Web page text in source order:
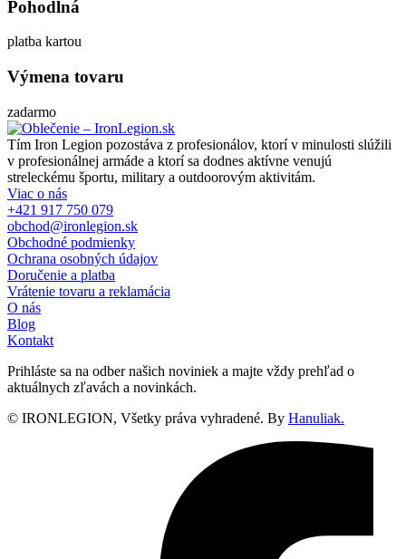
Pohodlná
platba kartou
Výmena tovaru
zadarmo
Tím Iron Legion pozostáva z profesionálov, ktorí v minulosti slúžili
v profesionálnej armáde a ktorí sa dodnes aktívne venujú
streleckému športu, military a outdoorovým aktivitám.
Viac o nás
+421 917 750 079
obchod@ironlegion.sk
Obchodné podmienky
Ochrana osobných údajov
Doručenie a platba
Vrátenie tovaru a reklamácia
O nás
Blog
Kontakt
Prihláste sa na odber našich noviniek a majte vždy prehľad o
aktuálnych zľavách a novinkách.
© IRONLEGION, Všetky práva vyhradené. By Hanuliak.